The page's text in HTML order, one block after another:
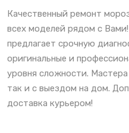
Качественный ремонт
всех моделей рядом с
предлагает срочную
оригинальные и
уровня сложности.
так и с выездом на дом.
доставка курьером!